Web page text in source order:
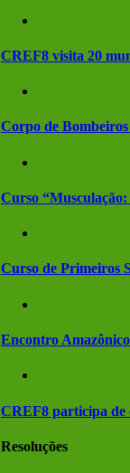
CREF8 visita 20
Corpo de
Curso “Musculação:
Curso de Primeiros
Encontro
CREF8 participa de
Resoluções